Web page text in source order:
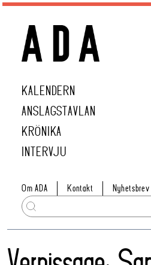
KALENDERN
ANSLAGSTAVLAN
KRÖNIKA
INTERVJU
Om ADA Kontakt Nyhetsbrev